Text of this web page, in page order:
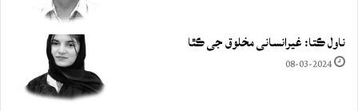
ناول ڪتا: غيرانساني مخلوق جي ڪٿا
08-03-2024